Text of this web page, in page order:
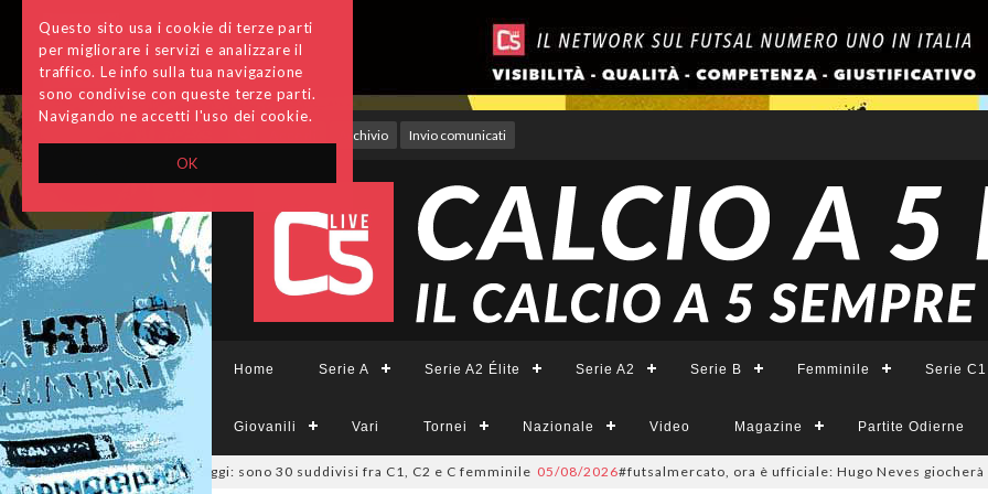
OK
Questo sito usa i cookie di terze parti
per migliorare i servizi e analizzare il
traffico. Le info sulla tua navigazione
sono condivise con queste terze parti.
Navigando ne accetti l'uso dei cookie.
Archivio Invio comunicati
Home Serie A Serie A2 Élite Serie A2 Serie B Femminile Serie C1
Giovanili Vari Tornei Nazionale Video Magazine Partite Odierne
deliberati i ripescaggi: sono 30 suddivisi fra C1, C2 e C femminile 05/08/2026#futsalmercato, ora è ufficiale: Hugo Neves giocherà nel